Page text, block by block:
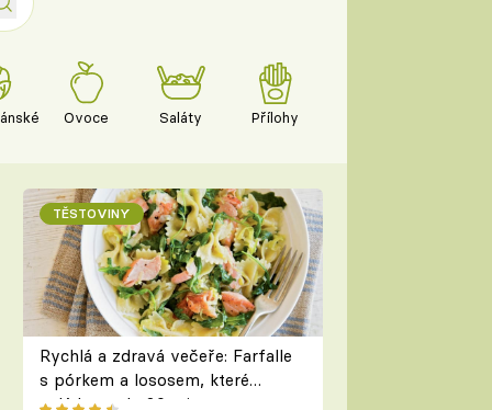
Ovoce Saláty Přílohy
TĚSTOVINY
Rychlá a zdravá večeře: Farfalle
s pórkem a lososem, které
zvládnete do 30 minut